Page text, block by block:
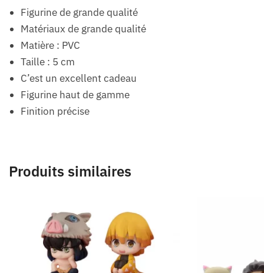
Figurine de grande qualité
Matériaux de grande qualité
Matière : PVC
Taille : 5 cm
C’est un excellent cadeau
Figurine haut de gamme
Finition précise
Produits similaires